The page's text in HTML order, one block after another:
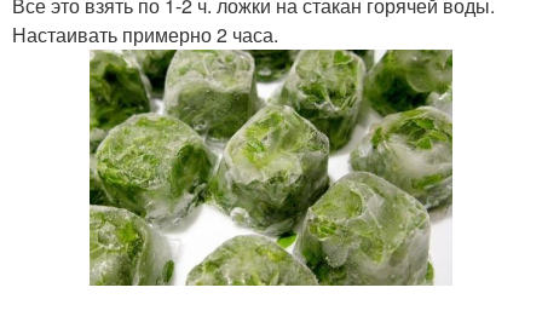
Настаивать примерно 2 часа.